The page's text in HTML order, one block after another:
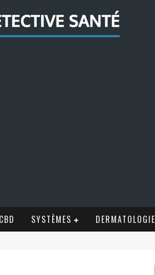
CBD SYSTÈMES DERMATOLOGIE